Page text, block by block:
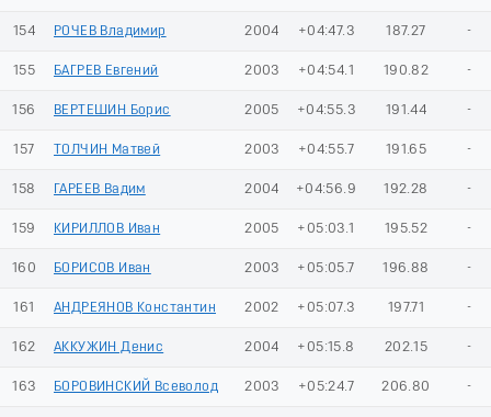
154 РОЧЕВ Владимир 2004 +04:47.3 187.27 -
155 БАГРЕВ Евгений 2003 +04:54.1 190.82 -
156 ВЕРТЕШИН Борис 2005 +04:55.3 191.44 -
157 ТОЛЧИН Матвей 2003 +04:55.7 191.65 -
158 ГАРЕЕВ Вадим 2004 +04:56.9 192.28 -
159 КИРИЛЛОВ Иван 2005 +05:03.1 195.52 -
160 БОРИСОВ Иван 2003 +05:05.7 196.88 -
161 АНДРЕЯНОВ Константин 2002 +05:07.3 197.71 -
162 АККУЖИН Денис 2004 +05:15.8 202.15 -
163 БОРОВИНСКИЙ Всеволод 2003 +05:24.7 206.80 -